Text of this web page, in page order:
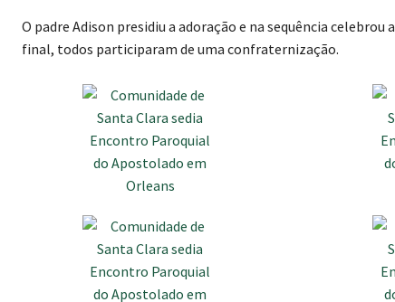
O padre Adison presidiu a adoração e na sequência
final, todos participaram de uma confraternização.